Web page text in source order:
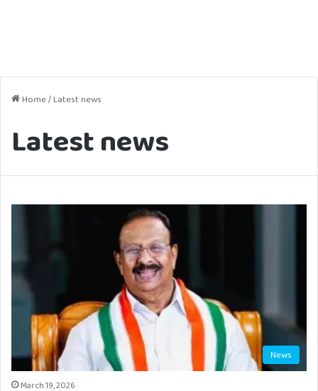
Home/Latest news
Latest news
News
March 19, 2026